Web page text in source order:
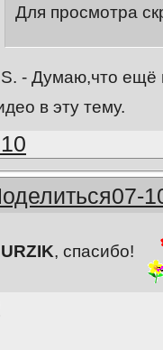
Для просмотра
- Думаю,что ещё
в эту тему.
07-
, спасибо!